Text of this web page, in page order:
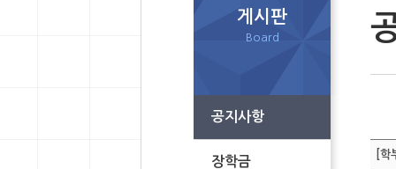
게시판
Board
공지사항
장학금
[